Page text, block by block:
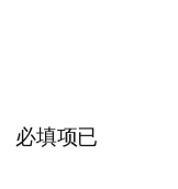
必填项已